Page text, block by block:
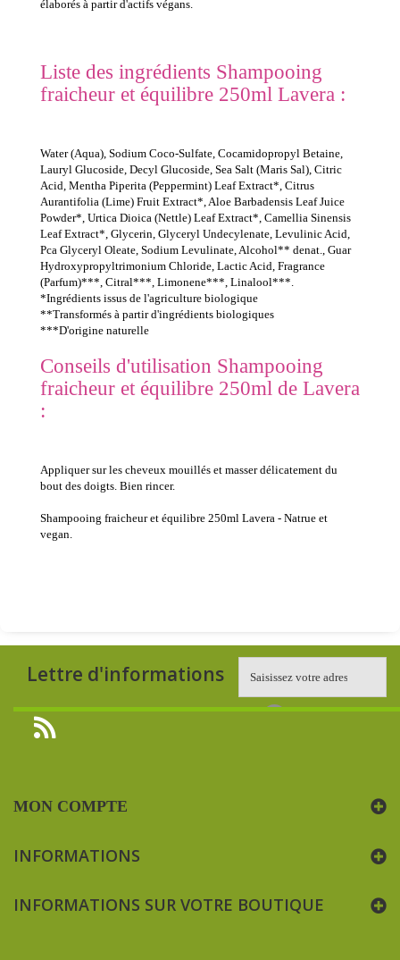
élaborés à partir d'actifs végans.
Liste des ingrédients Shampooing
fraicheur et équilibre 250ml Lavera :
Water (Aqua), Sodium Coco-Sulfate, Cocamidopropyl Betaine,
Lauryl Glucoside, Decyl Glucoside, Sea Salt (Maris Sal), Citric
Acid, Mentha Piperita (Peppermint) Leaf Extract*, Citrus
Aurantifolia (Lime) Fruit Extract*, Aloe Barbadensis Leaf Juice
Powder*, Urtica Dioica (Nettle) Leaf Extract*, Camellia Sinensis
Leaf Extract*, Glycerin, Glyceryl Undecylenate, Levulinic Acid,
Pca Glyceryl Oleate, Sodium Levulinate, Alcohol** denat., Guar
Hydroxypropyltrimonium Chloride, Lactic Acid, Fragrance
(Parfum)***, Citral***, Limonene***, Linalool***.
*Ingrédients issus de l'agriculture biologique
**Transformés à partir d'ingrédients biologiques
***D'origine naturelle
Conseils d'utilisation Shampooing
fraicheur et équilibre 250ml de Lavera
:
Appliquer sur les cheveux mouillés et masser délicatement du
bout des doigts. Bien rincer.
Shampooing fraicheur et équilibre 250ml Lavera - Natrue et
vegan.
Lettre d'informations
MON COMPTE
INFORMATIONS
INFORMATIONS SUR VOTRE BOUTIQUE